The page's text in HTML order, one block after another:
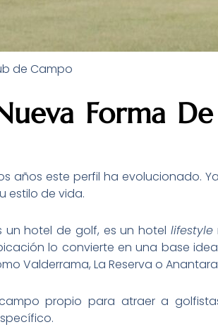
de Campo
Forma
años este perfil ha evolucionado.
estilo de vida.
un hotel de golf, es un hotellifestyle
lo convierte en una base
Valderrama, La Reserva o
propio para atraer a